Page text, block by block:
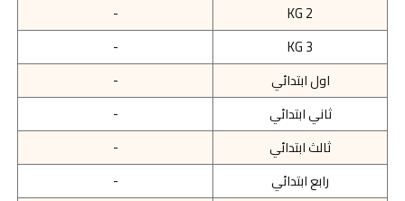
KG 2
-
KG 3
-
اول ابتدائي
-
ثاني ابتدائي
-
ثالث ابتدائي
-
رابع ابتدائي
-